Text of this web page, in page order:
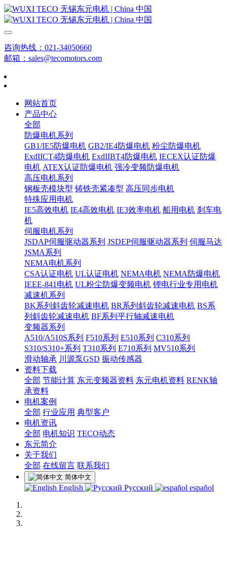
咨询热线：021-34050660
邮箱：sales@tecomotors.com
网站首页
产品中心
全部
防爆电机系列
GB1/IE5防爆电机 GB2/IE4防爆电机 粉尘防爆电机
ExdIICT4防爆电机 ExdIIBT4防爆电机 IECEX认证防爆
电机 ATEX认证防爆电机 强冷变频防爆电机
高压电机系列
钢板壳模块型 铸铁壳紧凑型 高压同步电机
特殊应用电机
IE5高效电机 IE4高效电机 IE3效率电机 船用电机 刹车电
机
伺服电机系列
JSDAP伺服驱动器系列 JSDEP伺服驱动器系列 伺服马达
JSMA系列
NEMA电机系列
CSA认证电机 UL认证电机 NEMA电机 NEMA防爆电机
IEEE-841电机 UL粉尘防爆变频电机 锂电行业专用电机
减速机系列
BK系列斜齿轮减速电机 BR系列斜齿轮减速电机 BS系
列斜齿轮减速电机 BF系列平行轴减速电机
变频器系列
A510/A510S系列 F510系列 E510系列 C310系列
S310/S310+系列 T310系列 E710系列 MV510系列
滑动轴承 川源泵GSD 振动传感器
资料下载
全部 节能计算 东元变频器资料 东元电机资料 RENK轴
承资料
电机案例
全部 行业应用 典型客户
电机资讯
全部 电机知识 TECO动态
东元简介
关于我们
全部 在线留言 联系我们
简体中文
English Русский español